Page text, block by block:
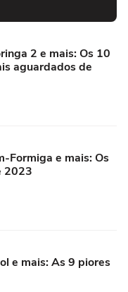
2 e mais: Os 10
aguardados de
Formiga e mais: Os
2023
e mais: As 9 piores